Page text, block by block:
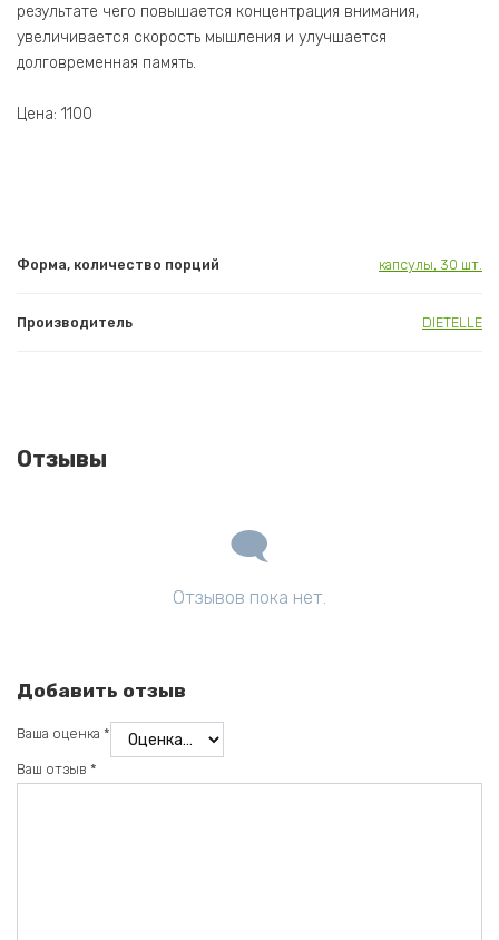
результате чего повышается концентрация внимания,
увеличивается скорость мышления и улучшается
долговременная память.
Цена: 1100
Форма, количество порций капсулы, 30 шт.
Производитель DIETELLE
Отзывы
Отзывов пока нет.
Добавить отзыв
Ваша оценка *
Ваш отзыв *